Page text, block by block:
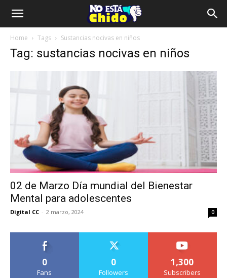
Home Tags Sustancias nocivas en niños
Tag: sustancias nocivas en niños
02 de Marzo Día mundial del Bienestar
Mental para adolescentes
Digital CC - 2 marzo, 2024 0
0
Fans
0
Followers
1,300
Subscribers